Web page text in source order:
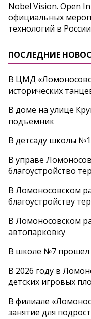
Nobel Vision. Open
официальных
технологий в
ПОСЛЕДНИЕ
В ЦМД
исторических
В доме на улице
подъемник
В детсаду школы
В управе
благоустройство
В Ломоносовском
благоустройству
В Ломоносовском
автопарковку
В школе №7 прошел
В 2026 году в
детских игровых
В филиале
занятие для